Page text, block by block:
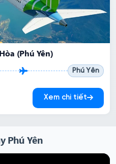
(Phú Yên)
Phú Yên
Xem chi tiết
Phú Yên